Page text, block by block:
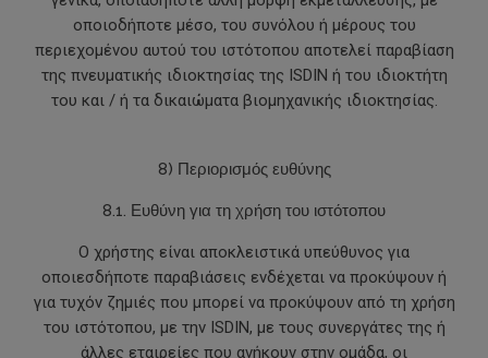
οποιοδήποτε μέσο, του συνόλου ή μέρους του
περιεχομένου αυτού του ιστότοπου αποτελεί παραβίαση
της πνευματικής ιδιοκτησίας της ISDIN ή του ιδιοκτήτη
του και / ή τα δικαιώματα βιομηχανικής ιδιοκτησίας.
8) Περιορισμός ευθύνης
8.1. Ευθύνη για τη χρήση του ιστότοπου
Ο χρήστης είναι αποκλειστικά υπεύθυνος για
οποιεσδήποτε παραβιάσεις ενδέχεται να προκύψουν ή
για τυχόν ζημιές που μπορεί να προκύψουν από τη χρήση
του ιστότοπου, με την ISDIN, με τους συνεργάτες της ή
άλλες εταιρείες που ανήκουν στην ομάδα, οι